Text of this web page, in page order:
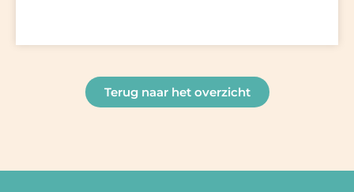
Terug naar het overzicht